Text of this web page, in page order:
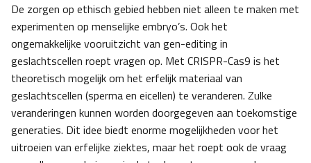
De zorgen op ethisch gebied hebben niet alleen te maken met
experimenten op menselijke embryo’s. Ook het
ongemakkelijke vooruitzicht van gen-editing in
geslachtscellen roept vragen op. Met CRISPR-Cas9 is het
theoretisch mogelijk om het erfelijk materiaal van
geslachtscellen (sperma en eicellen) te veranderen. Zulke
veranderingen kunnen worden doorgegeven aan toekomstige
generaties. Dit idee biedt enorme mogelijkheden voor het
uitroeien van erfelijke ziektes, maar het roept ook de vraag